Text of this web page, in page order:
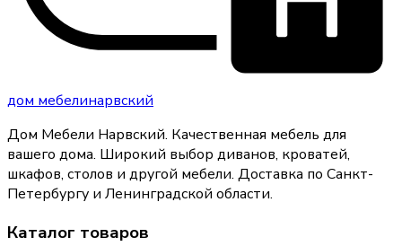
дом мебелинарвский
Дом Мебели Нарвский. Качественная мебель для
вашего дома. Широкий выбор диванов, кроватей,
шкафов, столов и другой мебели. Доставка по Санкт-
Петербургу и Ленинградской области.
Каталог товаров